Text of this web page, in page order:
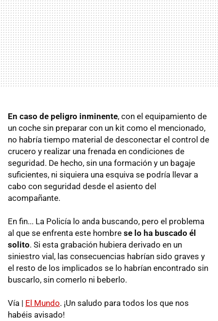
En caso de peligro inminente, con el equipamiento de
un coche sin preparar con un kit como el mencionado,
no habría tiempo material de desconectar el control de
crucero y realizar una frenada en condiciones de
seguridad. De hecho, sin una formación y un bagaje
suficientes, ni siquiera una esquiva se podría llevar a
cabo con seguridad desde el asiento del
acompañante.
En fin... La Policía lo anda buscando, pero el problema
al que se enfrenta este hombre se lo ha buscado él
solito. Si esta grabación hubiera derivado en un
siniestro vial, las consecuencias habrían sido graves y
el resto de los implicados se lo habrían encontrado sin
buscarlo, sin comerlo ni beberlo.
Vía | El Mundo. ¡Un saludo para todos los que nos
habéis avisado!